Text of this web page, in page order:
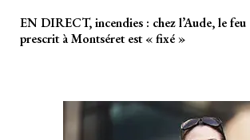
EN DIRECT, incendies : chez l’Aude, le feu
prescrit à Montséret est « fixé »